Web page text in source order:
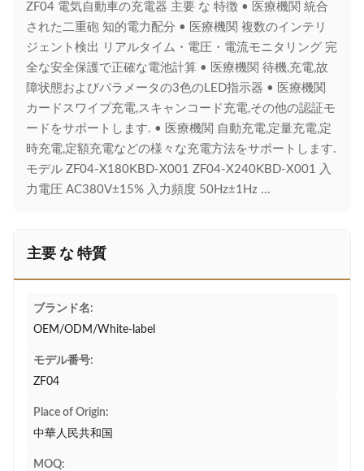
ZF04 電気自動車の充電器 主要 な 特徴 • 医療機関 統合
された二重砲 知的電力配分 • 医療機関 複数のインテリ
ジェント検出 リアルタイム・電圧・電流モニタリング 完
全な安全保護で正確な電池計算 • 医療機関 待機,充電,故
障状態およびパラメータの3色のLED指示器 • 医療機関
カードスワイプ充電,スキャンコード充電,その他の認証モ
ードをサポートします. • 医療機関 自動充電,定量充電,定
時充電,定額充電などの様々な充電方法をサポートします.
モデル ZF04-X180KBD-X001 ZF04-X240KBD-X001 入
力電圧 AC380V±15% 入力頻度 50Hz±1Hz ...
主要 な 特質
ブランド名:
OEM/ODM/White-label
モデル番号:
ZF04
Place of Origin:
中華人民共和国
MOQ: